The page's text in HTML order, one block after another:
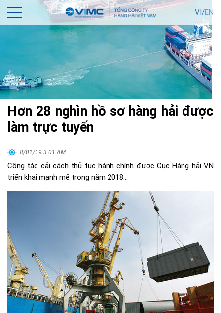
VI/EN
Hơn 28 nghìn hồ sơ hàng hải được
làm trực tuyến
8/01/19 3:01 AM
Công tác cải cách thủ tục hành chính được Cục Hàng hải VN
triển khai mạnh mẽ trong năm 2018…